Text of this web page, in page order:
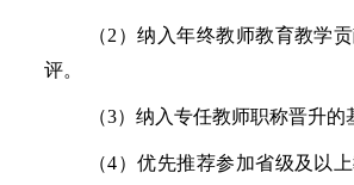
（2）纳入年终教师教育教学
评。
（3）纳入专任教师职称晋升的
（4）优先推荐参加省级及以